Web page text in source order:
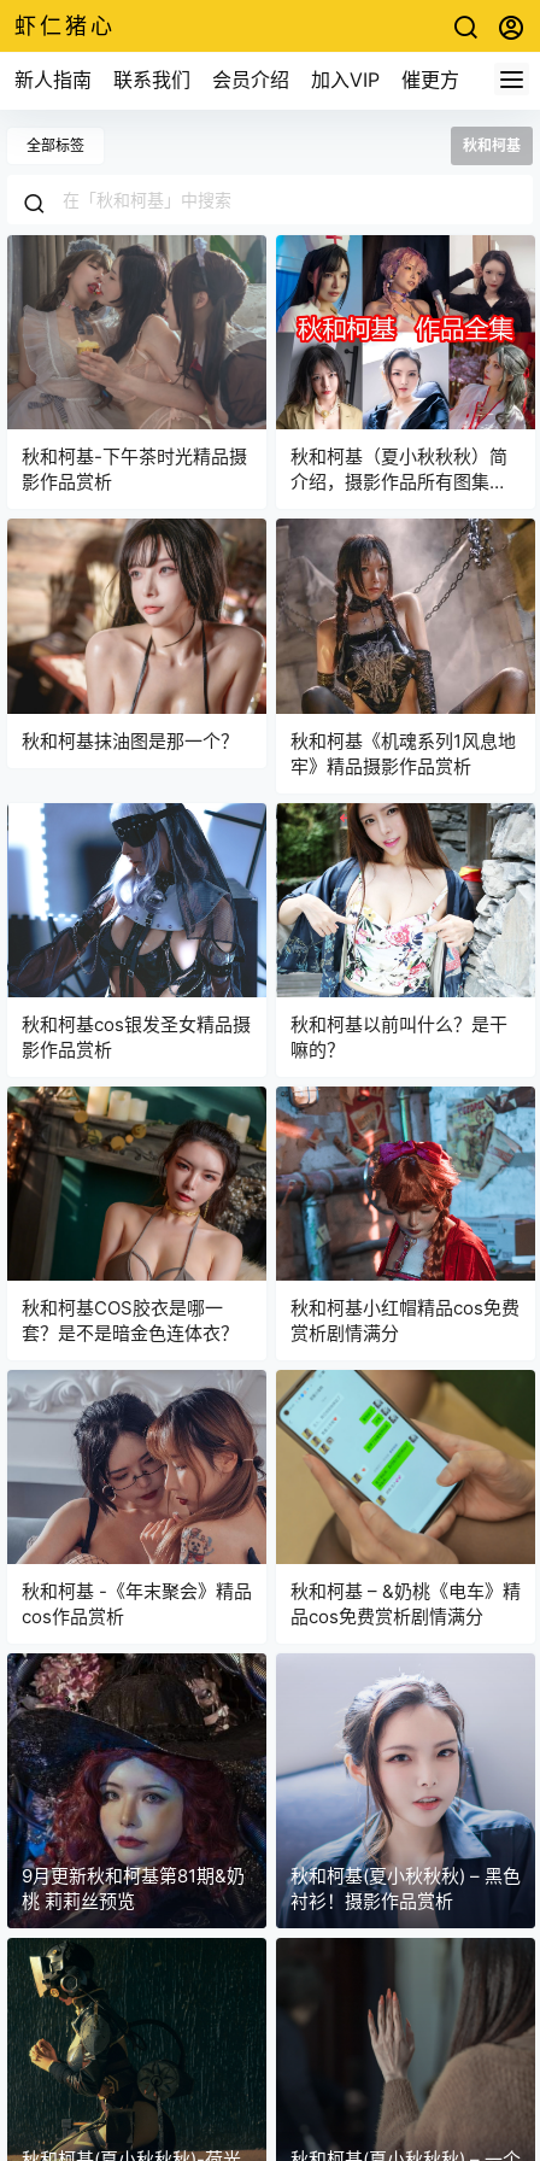
虾仁猪心
新人指南 联系我们 会员介绍 加入VIP 催更方式
全部标签 秋和柯基
秋和柯基-下午茶时光精品摄
影作品赏析
秋和柯基（夏小秋秋秋）简
介绍，摄影作品所有图集预
秋和柯基抹油图是那一个？
秋和柯基《机魂系列1风息地
牢》精品摄影作品赏析
秋和柯基cos银发圣女精品摄
影作品赏析
秋和柯基以前叫什么？是干
嘛的？
秋和柯基COS胶衣是哪一
套？是不是暗金色连体衣？
秋和柯基小红帽精品cos免费
赏析剧情满分
秋和柯基 -《年末聚会》精品
cos作品赏析
秋和柯基 – &奶桃《电车》精
品cos免费赏析剧情满分
9月更新秋和柯基第81期&奶
桃 莉莉丝预览
秋和柯基(夏小秋秋秋) – 黑色
衬衫！摄影作品赏析